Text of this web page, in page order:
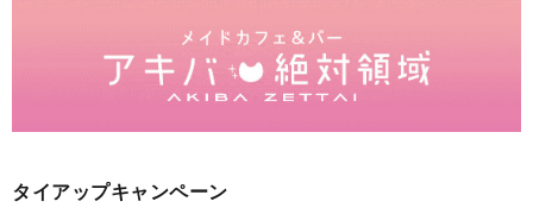
タイアップキャンペーン